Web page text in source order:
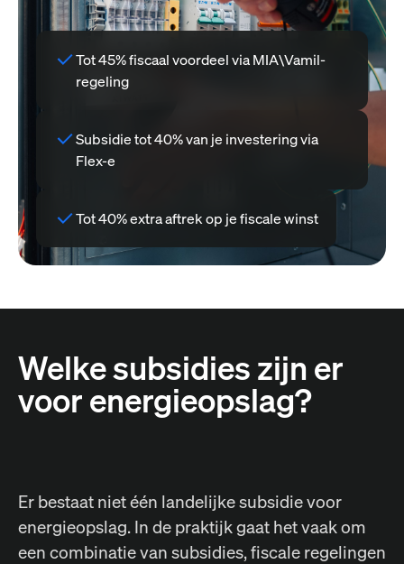
Tot 45% fiscaal voordeel via MIA\Vamil-
regeling
Subsidie tot 40% van je investering via
Flex-e
Tot 40% extra aftrek op je fiscale winst
Welke subsidies zijn er
voor energieopslag?
Er bestaat niet één landelijke subsidie voor
energieopslag. In de praktijk gaat het vaak om
een combinatie van subsidies, fiscale regelingen